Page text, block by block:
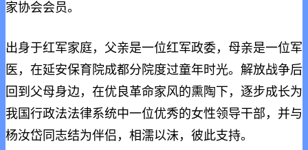
家协会会员。
出身于红军家庭，父亲是一位红军政委，母亲是一位军
医，在延安保育院成都分院度过童年时光。解放战争后
回到父母身边，在优良革命家风的熏陶下，逐步成长为
我国行政法法律系统中一位优秀的女性领导干部，并与
杨汝岱同志结为伴侣，相濡以沫，彼此支持。